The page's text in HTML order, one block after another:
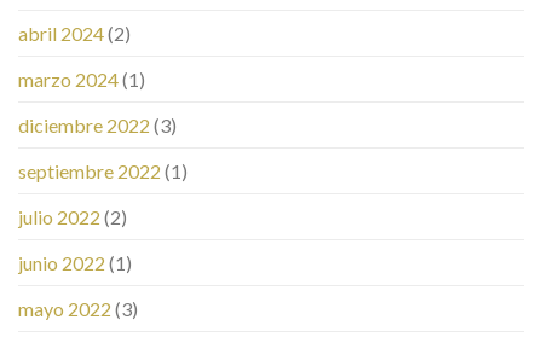
abril 2024(2)
marzo 2024(1)
diciembre 2022 (3)
septiembre 2022 (1)
julio 2022 (2)
junio 2022 (1)
mayo 2022 (3)